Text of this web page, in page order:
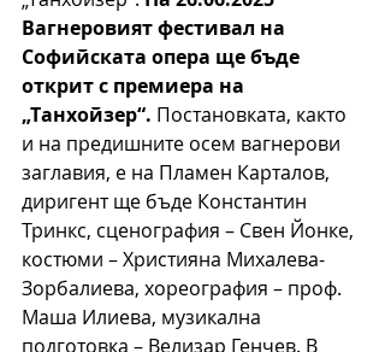
Вагнеровият фестивал на
Софийската опера ще бъде
открит с премиера на
„Танхойзер“. Постановката, както
и на предишните осем вагнерови
заглавия, е на Пламен Карталов,
диригент ще бъде Константин
Тринкс, сценография – Свен Йонке,
костюми – Християна Михалева-
Зорбалиева, хореография – проф.
Маша Илиева, музикална
подготовка – Велизар Генчев. В